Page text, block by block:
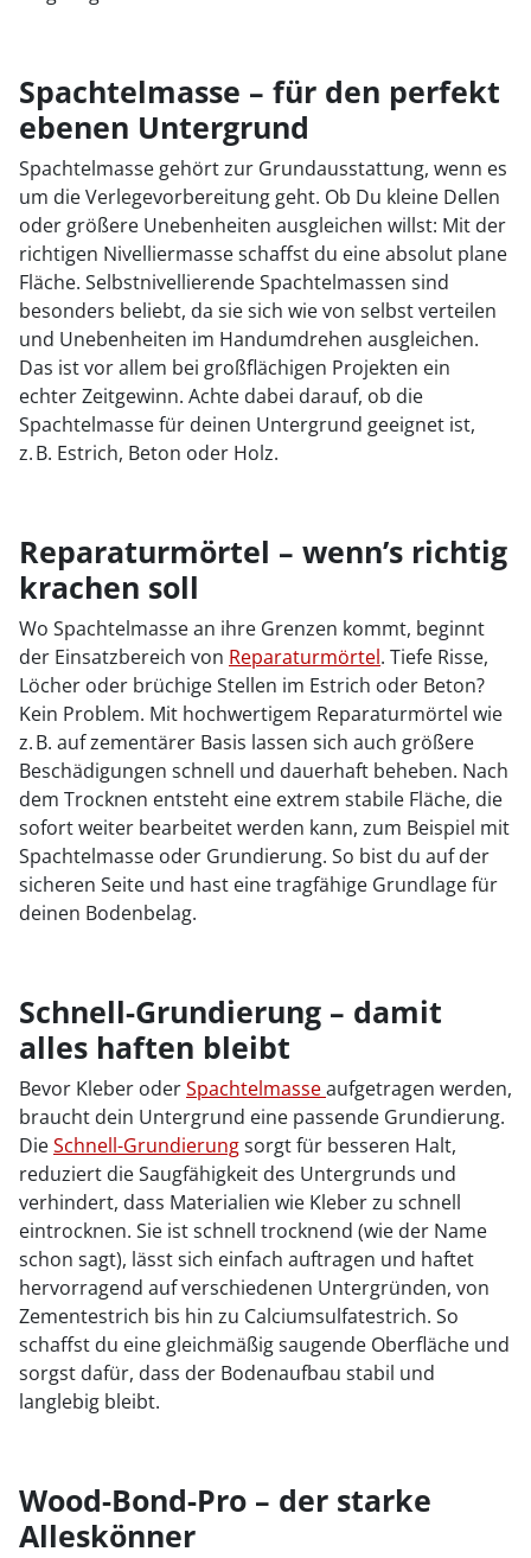
Spachtelmasse – für den perfekt
ebenen Untergrund
Spachtelmasse gehört zur Grundausstattung, wenn es
um die Verlegevorbereitung geht. Ob Du kleine Dellen
oder größere Unebenheiten ausgleichen willst: Mit der
richtigen Nivelliermasse schaffst du eine absolut plane
Fläche. Selbstnivellierende Spachtelmassen sind
besonders beliebt, da sie sich wie von selbst verteilen
und Unebenheiten im Handumdrehen ausgleichen.
Das ist vor allem bei großflächigen Projekten ein
echter Zeitgewinn. Achte dabei darauf, ob die
Spachtelmasse für deinen Untergrund geeignet ist,
z. B. Estrich, Beton oder Holz.
Reparaturmörtel – wenn’s richtig
krachen soll
Wo Spachtelmasse an ihre Grenzen kommt, beginnt
der Einsatzbereich von Reparaturmörtel. Tiefe Risse,
Löcher oder brüchige Stellen im Estrich oder Beton?
Kein Problem. Mit hochwertigem Reparaturmörtel wie
z. B. auf zementärer Basis lassen sich auch größere
Beschädigungen schnell und dauerhaft beheben. Nach
dem Trocknen entsteht eine extrem stabile Fläche, die
sofort weiter bearbeitet werden kann, zum Beispiel mit
Spachtelmasse oder Grundierung. So bist du auf der
sicheren Seite und hast eine tragfähige Grundlage für
deinen Bodenbelag.
Schnell-Grundierung – damit
alles haften bleibt
Bevor Kleber oderSpachtelmasseaufgetragen werden,
braucht dein Untergrund eine passende Grundierung.
DieSchnell-Grundierungsorgt für besseren Halt,
reduziert die Saugfähigkeit des Untergrunds und
verhindert, dass Materialien wie Kleber zu schnell
eintrocknen. Sie ist schnell trocknend (wie der Name
schon sagt), lässt sich einfach auftragen und haftet
hervorragend auf verschiedenen Untergründen, von
Zementestrich bis hin zu Calciumsulfatestrich. So
schaffst du eine gleichmäßig saugende Oberfläche und
sorgst dafür, dass der Bodenaufbau stabil und
langlebig bleibt.
Wood-Bond-Pro – der starke
Alleskönner